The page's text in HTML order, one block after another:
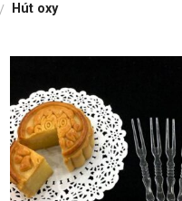
/ Hút oxy